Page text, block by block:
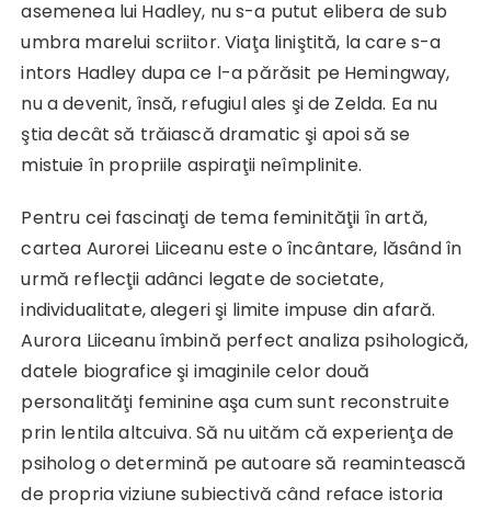
asemenea lui Hadley, nu s-a putut elibera de sub
umbra marelui scriitor. Viaţa liniştită, la care s-a
intors Hadley dupa ce l-a părăsit pe Hemingway,
nu a devenit, însă, refugiul ales şi de Zelda. Ea nu
ştia decât să trăiască dramatic şi apoi să se
mistuie în propriile aspiraţii neîmplinite.
Pentru cei fascinaţi de tema feminităţii în artă,
cartea Aurorei Liiceanu este o încântare, lăsând în
urmă reflecţii adânci legate de societate,
individualitate, alegeri şi limite impuse din afară.
Aurora Liiceanu îmbină perfect analiza psihologică,
datele biografice şi imaginile celor două
personalităţi feminine aşa cum sunt reconstruite
prin lentila altcuiva. Să nu uităm că experienţa de
psiholog o determină pe autoare să reamintească
de propria viziune subiectivă când reface istoria